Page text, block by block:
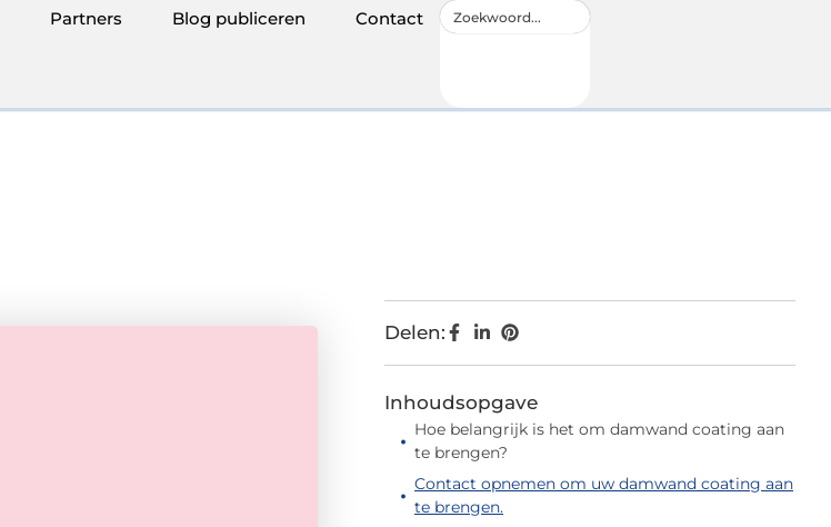
Partners Blog publiceren Contact
Delen:
Inhoudsopgave
Hoe belangrijk is het om damwand coating aan
te brengen?
Contact opnemen om uw damwand coating aan
te brengen.